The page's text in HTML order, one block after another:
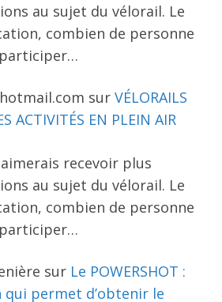
au sujet du vélorail. Le
combien de personne
sur VÉLORAILS
ACTIVITÉS EN PLEIN AIR
recevoir plus
au sujet du vélorail. Le
combien de personne
sur Le POWERSHOT :
qui permet d’obtenir le